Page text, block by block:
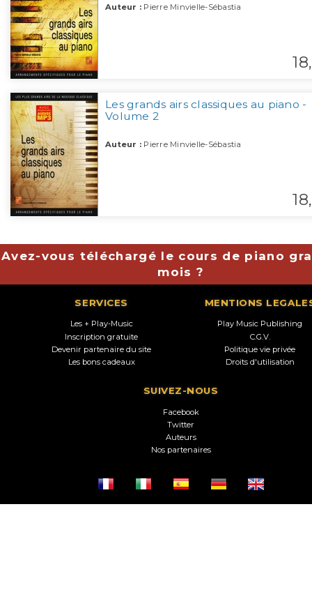
Auteur : Pierre Minvielle-Sébastia
18,
Les grands airs classiques au piano -
Volume 2
Auteur : Pierre Minvielle-Sébastia
18,
Avez-vous téléchargé le cours de piano
mois ?
SERVICES
Les + Play-Music
Inscription gratuite
Devenir partenaire du site
Les bons cadeaux
MENTIONS
Play Music Publishing
C.G.V.
Politique vie privée
Droits d'utilisation
SUIVEZ-NOUS
Facebook
Twitter
Auteurs
Nos partenaires